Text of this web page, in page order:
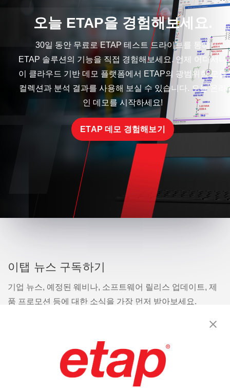
오늘 ETAP을 경험해보세요.
30일 동안 무료로 ETAP 테스트 드라이브를 통해
ETAP 솔루션의 기능을 직접 경험해보세요. 언제 어디서나
이 클라우드 기반 데모 플랫폼에서 ETAP의 광범위한 모듈
컬렉션과 분석 결과를 사용해 보실 수 있습니다. 오늘 온라
인 데모를 시작하세요!
ETAP 데모 경험해보기
이탭 뉴스 구독하기
기업 뉴스, 예정된 웨비나, 소프트웨어 릴리스 업데이트, 제
품 프로모션 등에 대한 소식을 가장 먼저 받아보세요.
이용 약관 | 개인정보처리방침